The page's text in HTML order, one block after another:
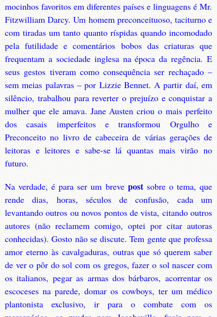
mocinhos favoritos em diferentes países e linguagens é Mr.
Fitzwilliam Darcy. Um homem preconceituoso, taciturno e
com tiradas um tanto quanto ríspidas quando incomodado
pela futilidade e comentários bobos das criaturas que
frequentam a sociedade inglesa na época da regência. E
seus gestos tiveram como consequência ser rechaçado –
sem meias palavras – por Lizzie Bennet. A partir daí, em
silêncio, trabalhou para reverter o prejuízo e conquistar a
mulher que ele amava. Jane Austen criou o mais perfeito
dos casais imperfeitos e transformou Orgulho e
Preconceito no livro de cabeceira de várias gerações de
leitoras e leitores e sabe-se lá quantas mais virão no
futuro.
Na verdade, é para ser um breve postsobre o tema, que
rende dias, horas, séculos de confusão, cada um
levantando outros ou novos pontos de vista, citando outros
autores (não reclamem comigo, optei por citar autoras
conhecidas). Gosto não se discute. Tem gente que professa
amor eterno às cavalgaduras, outras que só querem saber
de ver o pôr do sol com os gregos, fazer o sol nascer com
os italianos, pegar as armas dos bárbaros, acorrentar os
escoceses na parede, domar os cowboys, ter um médico
plantonista exclusivo, ir para o combate com os